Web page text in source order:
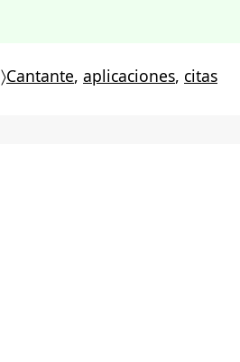
〉Cantante, aplicaciones, citas